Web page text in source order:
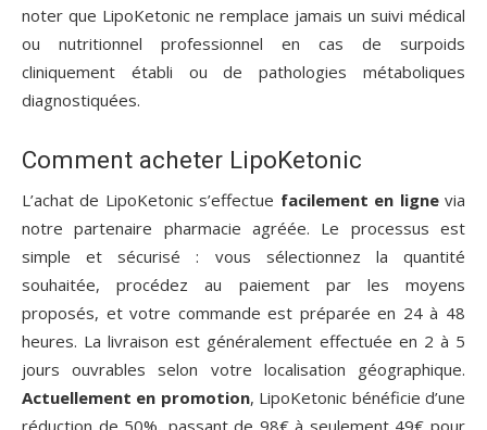
noter que LipoKetonic ne remplace jamais un suivi médical
ou nutritionnel professionnel en cas de surpoids
cliniquement établi ou de pathologies métaboliques
diagnostiquées.
Comment acheter LipoKetonic
L’achat de LipoKetonic s’effectue facilement en lignevia
notre partenaire pharmacie agréée. Le processus est
simple et sécurisé : vous sélectionnez la quantité
souhaitée, procédez au paiement par les moyens
proposés, et votre commande est préparée en 24 à 48
heures. La livraison est généralement effectuée en 2 à 5
jours ouvrables selon votre localisation géographique.
Actuellement en promotion, LipoKetonic bénéficie d’une